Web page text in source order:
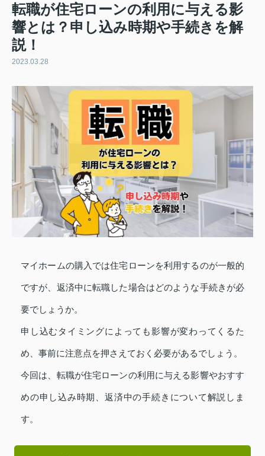
転職が住宅ローンの利用に与える影
響とは？申し込み時期や手続きを解
説！
2023.03.28
マイホームの購入では住宅ローンを利用するのが一般的
ですが、返済中に転職した場合はどのような手続きが必
要でしょうか。
申し込むタイミングによっても影響が変わってくるた
め、事前に注意点を押さえておく必要があるでしょう。
今回は、転職が住宅ローンの利用に与える影響やおすす
めの申し込み時期、返済中の手続きについて解説しま
す。